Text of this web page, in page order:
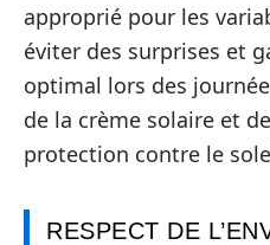
approprié pour les
éviter des surprises et
optimal lors des
de la crème solaire et
protection contre le
RESPECT DE